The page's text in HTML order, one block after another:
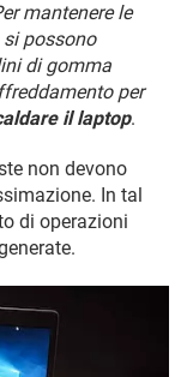
mantenere le
possono
di gomma
per
il laptop.
non devono
In tal
di operazioni